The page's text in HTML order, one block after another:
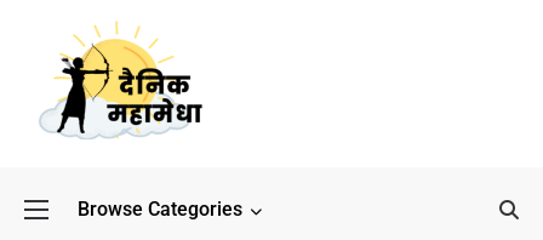
Browse Categories